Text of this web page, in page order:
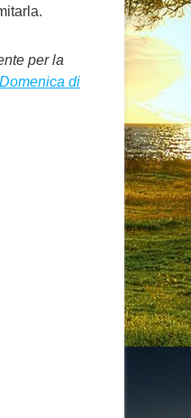
per la
di